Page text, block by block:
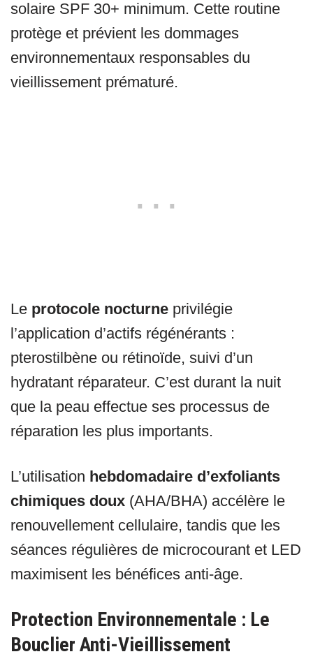
solaire SPF 30+ minimum. Cette routine
protège et prévient les dommages
environnementaux responsables du
vieillissement prématuré.
Le protocole nocturne privilégie
l’application d’actifs régénérants :
pterostilbène ou rétinoïde, suivi d’un
hydratant réparateur. C’est durant la nuit
que la peau effectue ses processus de
réparation les plus importants.
L’utilisation hebdomadaire d’exfoliants
chimiques doux (AHA/BHA) accélère le
renouvellement cellulaire, tandis que les
séances régulières de microcourant et LED
maximisent les bénéfices anti-âge.
Protection Environnementale : Le
Bouclier Anti-Vieillissement